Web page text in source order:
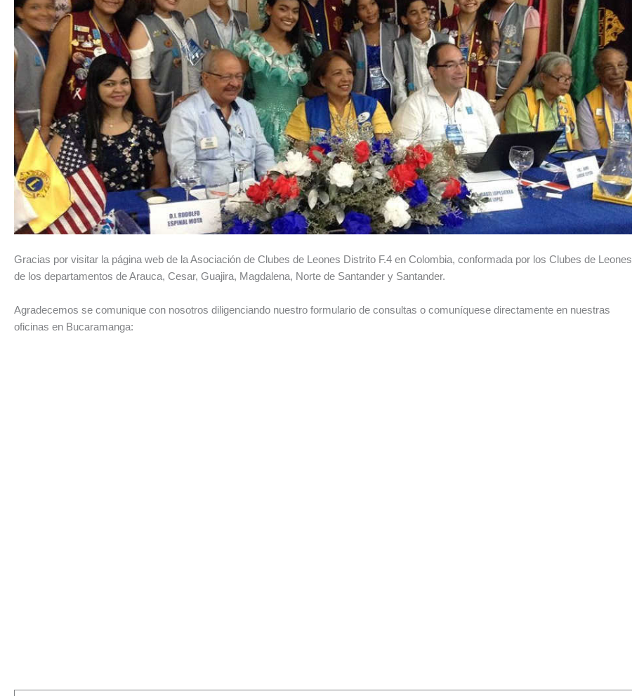
Gracias por visitar la página web de la Asociación de Clubes de Leones Distrito F.4 en Colombia, conformada por los Clubes de Leones
de los departamentos de Arauca, Cesar, Guajira, Magdalena, Norte de Santander y Santander.
Agradecemos se comunique con nosotros diligenciando nuestro formulario de consultas o comuníquese directamente en nuestras
oficinas en Bucaramanga: